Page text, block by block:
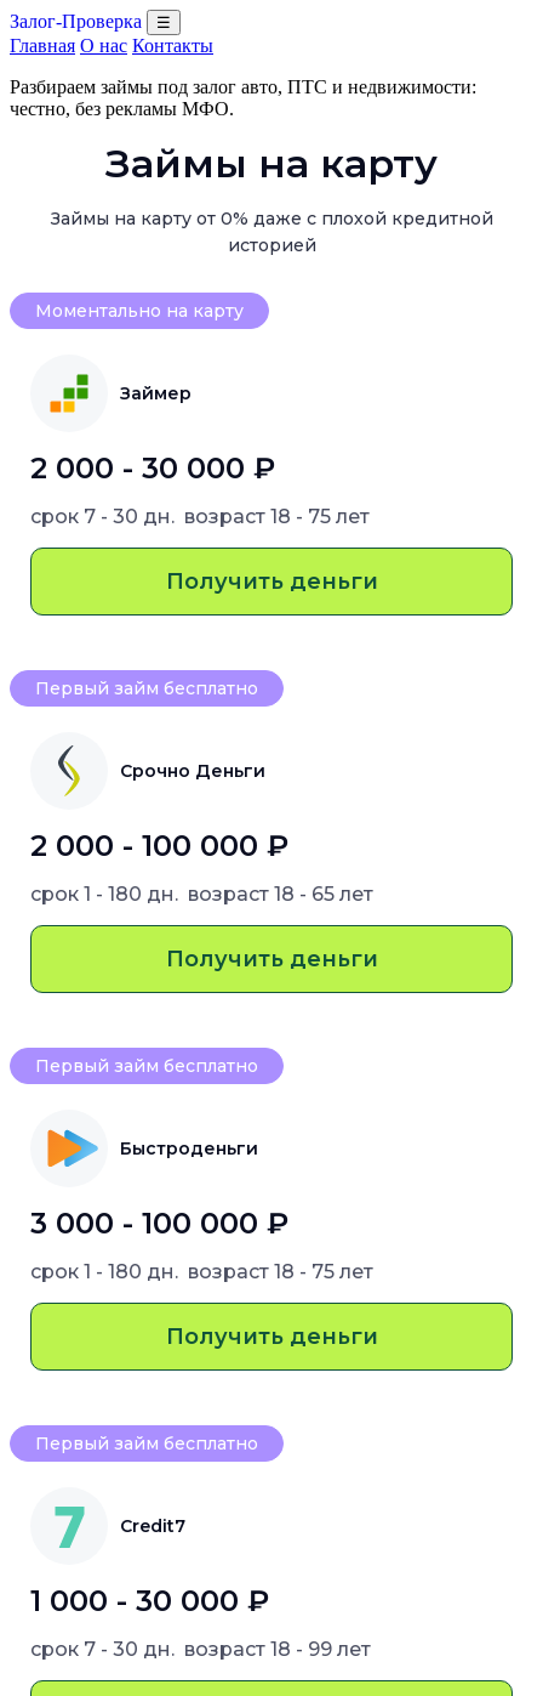
Залог-Проверка ☰
Главная О нас Контакты
Разбираем займы под залог авто, ПТС и недвижимости:
честно, без рекламы МФО.
Займы на карту
Займы на карту от 0% даже с плохой кредитной
историей
Моментально на карту
Займер
2 000 - 30 000 ₽
срок 7 - 30 дн. возраст 18 - 75 лет
Получить деньги
Первый займ бесплатно
Срочно Деньги
2 000 - 100 000 ₽
срок 1 - 180 дн. возраст 18 - 65 лет
Получить деньги
Первый займ бесплатно
Быстроденьги
3 000 - 100 000 ₽
срок 1 - 180 дн. возраст 18 - 75 лет
Получить деньги
Первый займ бесплатно
Credit7
1 000 - 30 000 ₽
срок 7 - 30 дн. возраст 18 - 99 лет